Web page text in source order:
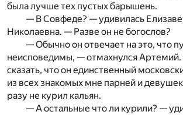
была лучше тех пустых барышень.
— В Совфеде? — удивилась
Николаевна. — Разве он не богослов?
— Обычно он отвечает на это, что
неисповедимы, — отмахнулся
сказать, что он единственный
из всех знакомых мне парней и
разу не курил кальян.
— А остальные что ли курили? —